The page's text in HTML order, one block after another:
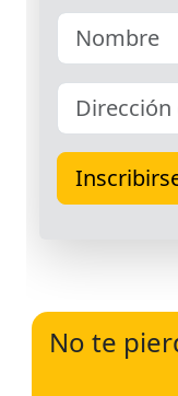
No te